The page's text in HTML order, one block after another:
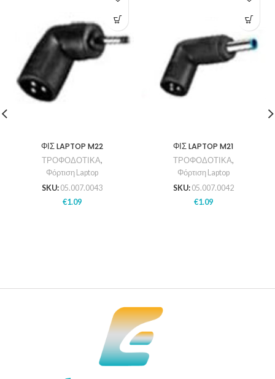
ΦΙΣ LAPTOP M22
ΤΡΟΦΟΔΟΤΙΚΑ,
Φόρτιση Laptop
SKU: 05.007.0043
€1.09
ΦΙΣ LAPTOP M21
ΤΡΟΦΟΔΟΤΙΚΑ,
Φόρτιση Laptop
SKU: 05.007.0042
€1.09